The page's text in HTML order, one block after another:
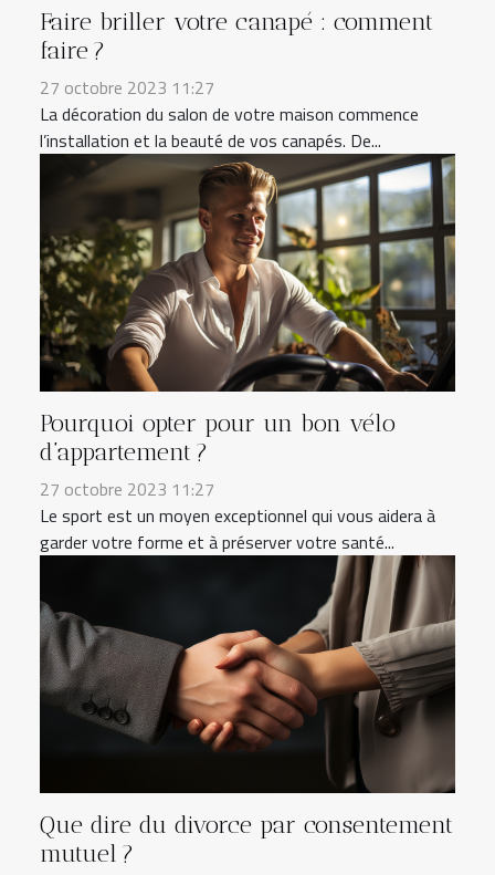
Faire briller votre canapé : comment
faire ?
27 octobre 2023 11:27
La décoration du salon de votre maison commence
l’installation et la beauté de vos canapés. De...
Pourquoi opter pour un bon vélo
d’appartement ?
27 octobre 2023 11:27
Le sport est un moyen exceptionnel qui vous aidera à
garder votre forme et à préserver votre santé...
Que dire du divorce par consentement
mutuel ?